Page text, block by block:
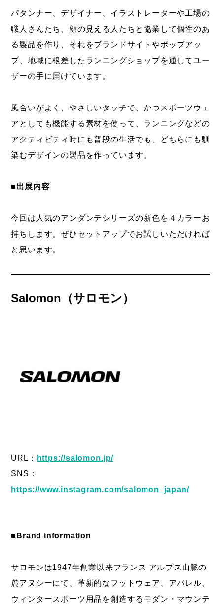
パタンナー、デザイナー、イラストレーターや工場の
職人さんたち、顔の見える人たちと協業して個性のあ
る製品を作り、それをブランドサイトやポップアッ
プ、地域に根差したランニングショップを通してユー
ザーの手に届けています。
風合いがよく、やさしいタッチで、かつスポーツウェ
アとしても機能する素材を使って、ランニングなどの
アクティビティ時にも普段の生活でも、どちらにも馴
染むデザインの製品を作っています。
■出展内容
今回は人気のアンダンテシリーズの新色を４カラーお
持ちします。ぜひセットアップでお試しいただければ
と思います。
Salomon （サロモン）
URL：
https://salomon.jp/
SNS：
https://www.instagram.com/salomon_japan/
■Brand information
サロモンは1947年創業以来フランス アルプス山脈の
麓アヌシーにて、革新的なフットウェア、アパレル、
ウィンタースポーツ用品を創造するモダン・マウンテ